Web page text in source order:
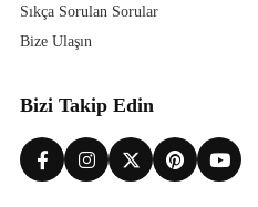
Sıkça Sorulan Sorular
Bize Ulaşın
Bizi Takip Edin